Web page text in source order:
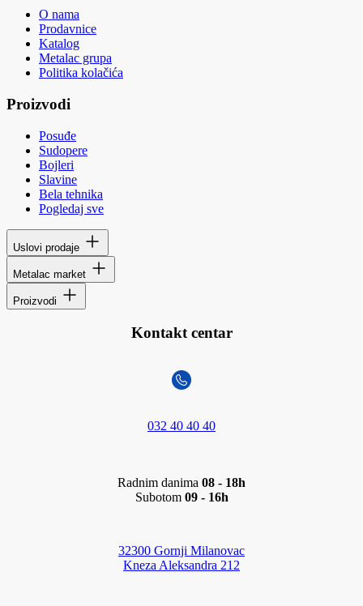
O nama
Prodavnice
Katalog
Metalac grupa
Politika kolačića
Proizvodi
Posuđe
Sudopere
Bojleri
Slavine
Bela tehnika
Pogledaj sve
Uslovi prodaje
Metalac market
Proizvodi
Kontakt centar
032 40 40 40
Radnim danima 08 - 18h
Subotom 09 - 16h
32300 Gornji Milanovac
Kneza Aleksandra 212